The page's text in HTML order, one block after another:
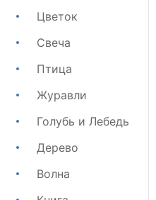
Цветок
Свеча
Птица
Журавли
Голубь и Лебедь
Дерево
Волна